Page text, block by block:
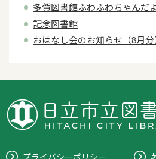
多賀図書館ふわふわちゃんだ
記念図書館
おはなし会のお知らせ（8月分
プライバシーポリシー